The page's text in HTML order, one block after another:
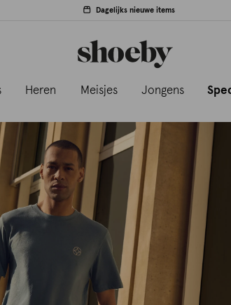
Dagelijks nieuwe items
Heren Meisjes Jongens